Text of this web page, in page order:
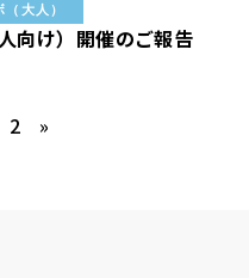
大人）
向け）開催のご報告
2 »